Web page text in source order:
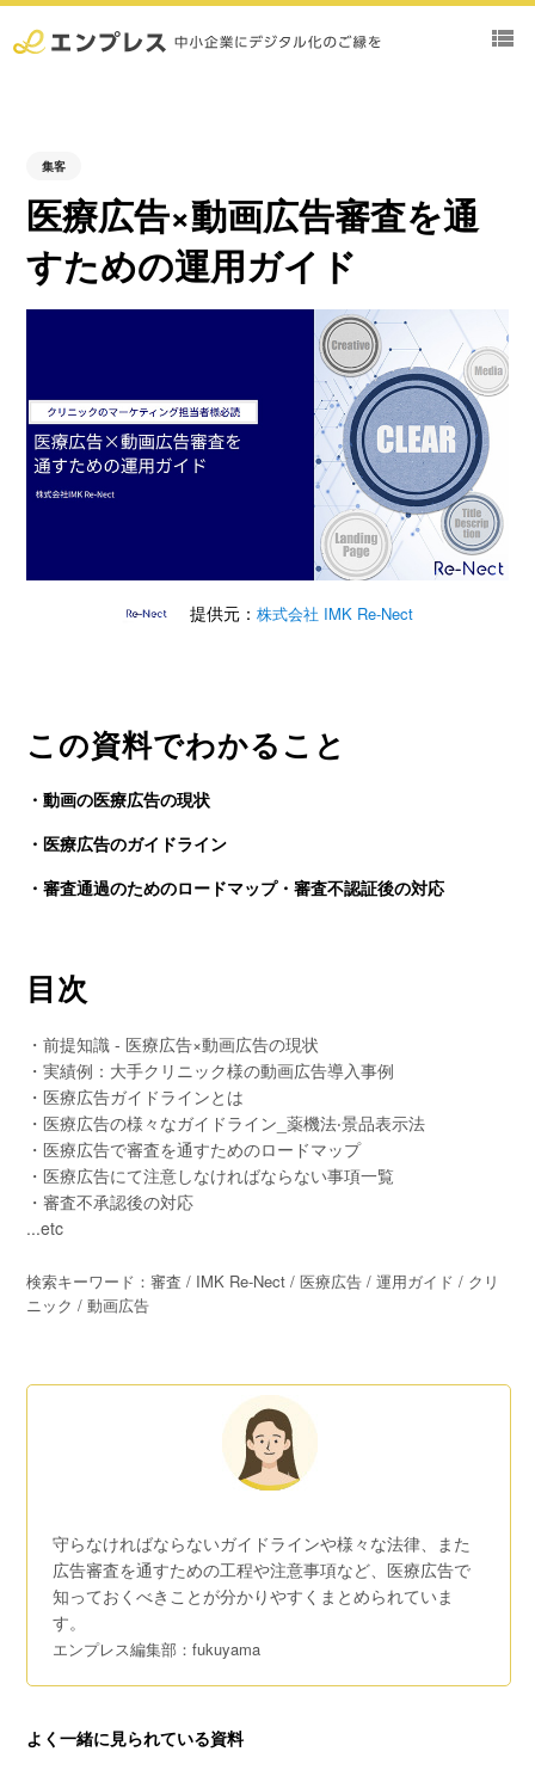
view_list
集客
医療広告×動画広告審査を通
すための運⽤ガイド
提供元： 株式会社 IMK Re-Nect
この資料でわかること
・動画の医療広告の現状
・医療広告のガイドライン
・審査通過のためのロードマップ・審査不認証後の対応
目次
・前提知識 - 医療広告×動画広告の現状
・実績例：⼤⼿クリニック様の動画広告導⼊事例
・医療広告ガイドラインとは
・医療広告の様々なガイドライン_薬機法‧景品表⽰法
・医療広告で審査を通すためのロードマップ
・医療広告にて注意しなければならない事項⼀覧
・審査不承認後の対応
...etc
検索キーワード：審査 / IMK Re-Nect / 医療広告 / 運⽤ガイド / クリ
ニック / 動画広告
守らなければならないガイドラインや様々な法律、また
広告審査を通すための工程や注意事項など、医療広告で
知っておくべきことが分かりやすくまとめられていま
す。
エンプレス編集部：fukuyama
よく一緒に見られている資料